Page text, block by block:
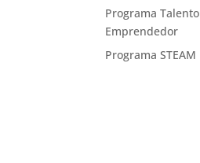
Programa Talento
Emprendedor
Programa STEAM